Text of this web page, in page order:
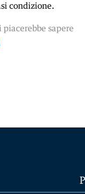
condizione.
sapere